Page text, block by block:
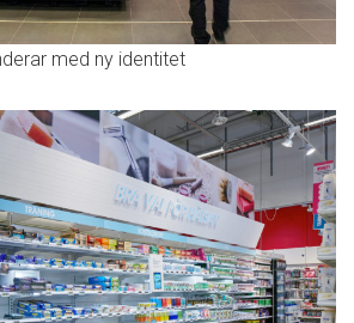
med ny identitet